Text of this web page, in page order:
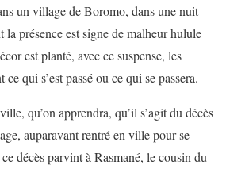
un village de Boromo, dans une nuit
présence est signe de malheur hulule
est planté, avec ce suspense, les
qui s’est passé ou ce qui se passera.
qu’on apprendra, qu’il s’agit du décès
auparavant rentré en ville pour se
décès parvint à Rasmané, le cousin du